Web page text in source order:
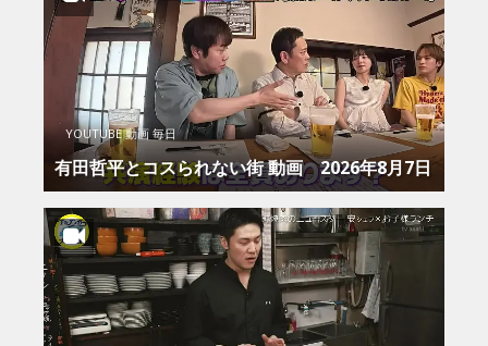
YOUTUBE 動画 毎日
有田哲平とコスられない街 動画 2026年8月7日